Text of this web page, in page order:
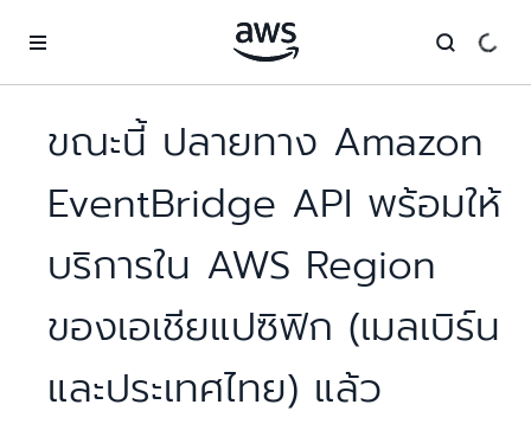
ขณะนี้ ปลายทาง Amazon
EventBridge API พร้อมให้
บริการใน AWS Region
ของเอเชียแปซิฟิก (เมลเบิร์น
และประเทศไทย) แล้ว